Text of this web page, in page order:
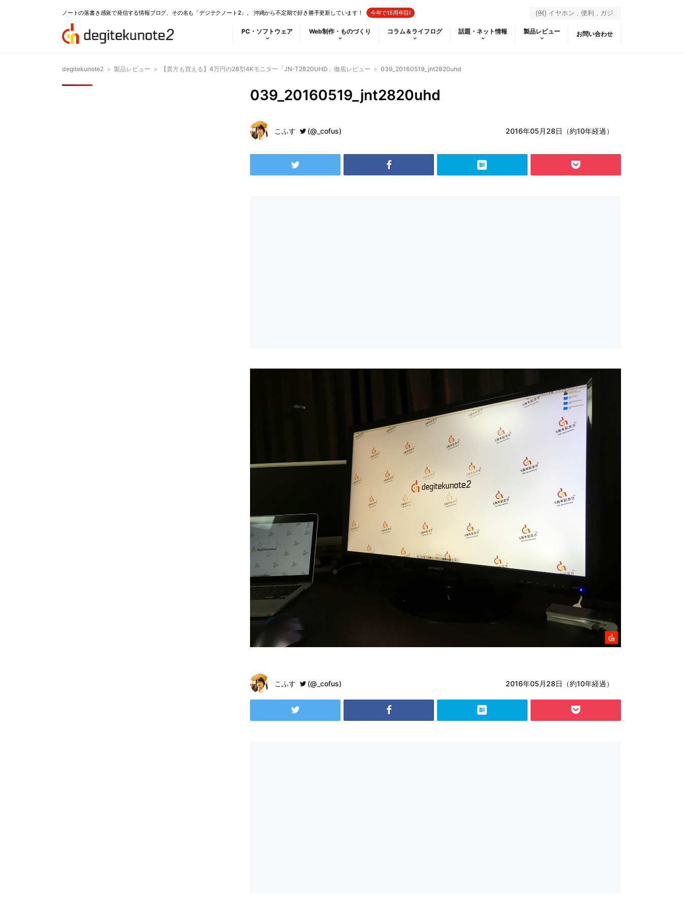
ノートの落書き感覚で発信する情報ブログ、その名も「デジテクノート2」。 沖縄から不定期で好き勝手更新しています！ 今年で15周年目!
PC・ソフトウェア Web制作・ものづくり コラム＆ライフログ 話題・ネット情報 製品レビュー お問い合わせ
degitekunote2 > 製品レビュー > 【貴方も買える】4万円の28型4Kモニター「JN-T2820UHD」徹底レビュー > 039_20160519_jnt2820uhd
039_20160519_jnt2820uhd
こふす (@_cofus) 2016年05月28日（約10年経過）
こふす (@_cofus) 2016年05月28日（約10年経過）